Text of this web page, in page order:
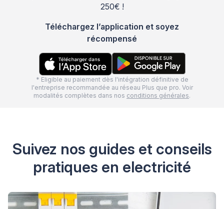
250€ !
Téléchargez l’application et soyez
récompensé
* Eligible au paiement dès l'intégration définitive de
l'entreprise recommandée au réseau Plus que pro. Voir
modalités complètes dans nos conditions générales.
Suivez nos guides et conseils
pratiques en electricité